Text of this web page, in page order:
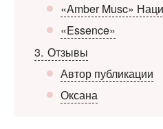
«Amber Musc»
«Essence»
3 Отзывы
Автор публикации
Оксана